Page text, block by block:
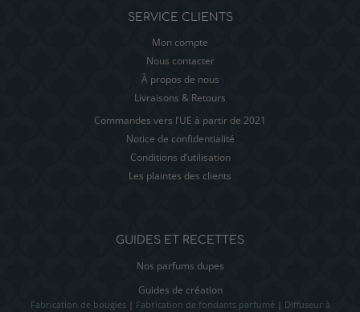
SERVICE CLIENTS
Mon compte
Nous contacter
À propos de nous
Livraisons & Retours
Commandes vers l’UE à partir de 2021
Notice de confidentialité
Conditions d’utilisation
Les plaintes des clients
GUIDES ET RECETTES
Nos parfums dupes
Guides de création
Fabrication de bougies| Fabrication de fondants parfumé| Diffuseur à